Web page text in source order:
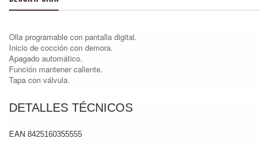
Olla programable con pantalla digital.
Inicio de cocción con demora.
Apagado automático.
Función mantener caliente.
Tapa con válvula.
DETALLES TÉCNICOS
EAN 8425160355555